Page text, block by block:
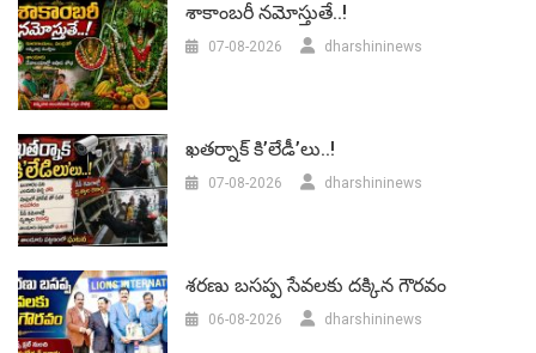
శాకాంబరీ నమోస్తుతే..!
07-08-2026 dharshininews
ఖతర్నాక్ కి’లేడీ’లు..!
07-08-2026 dharshininews
శరణు బసప్ప సేవలకు దక్కిన గౌరవం
06-08-2026 dharshininews